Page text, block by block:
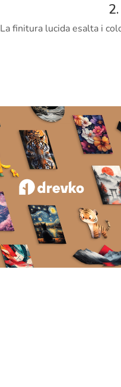
La finitura lucida esalta i